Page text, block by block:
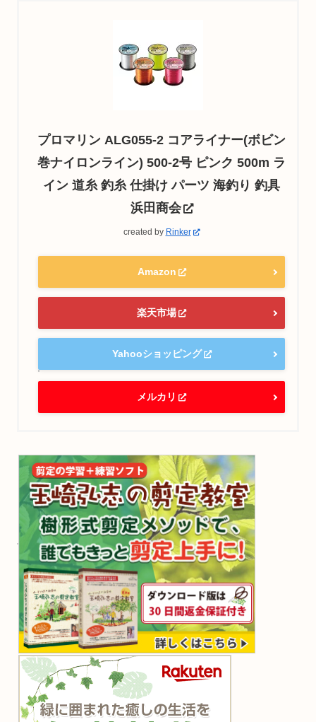
プロマリン ALG055-2 コアライナー(ボビン
巻ナイロンライン) 500-2号 ピンク 500m ラ
イン 道糸 釣糸 仕掛け パーツ 海釣り 釣具
浜田商会
created by Rinker
Amazon
楽天市場
Yahooショッピング
メルカリ